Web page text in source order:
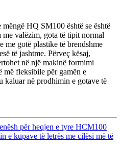
HQ SM100 është se është
valëzim, gota të tipit normal
me gotë plastike të brendshme
të jashtme. Përveç kësaj,
në një makinë formimi
më fleksibile për gamën e
kaluar në prodhimin e gotave të
për heqjen e tyre HCM100
e kupave të letrës me cilësi më të